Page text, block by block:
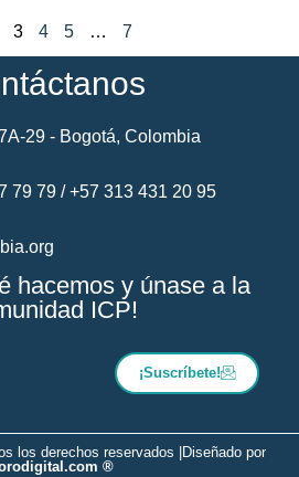
3 4 5 … 7
29 - Bogotá, Colombia
79 79 / +57 313 431 20 95
hacemos y únase a la
ICP!
¡Suscríbete!
los derechos reservados |
Diseñado por
®